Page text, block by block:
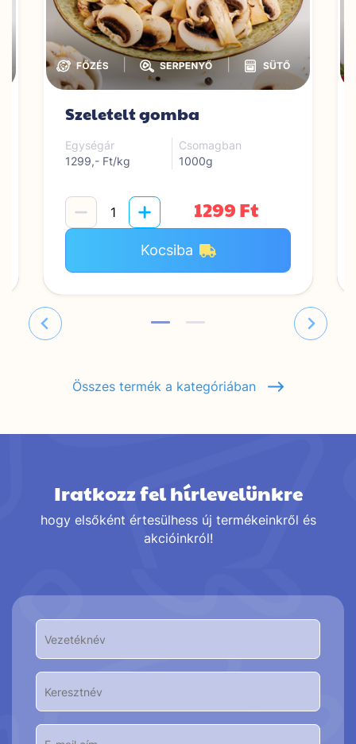
Szeletelt gomba
Egységár
1299,- Ft/kg
Csomagban
1000g
1299 Ft
Kocsiba
Összes termék a kategóriában
Iratkozz fel hírlevelünkre
hogy elsőként értesülhess új termékeinkről és
akcióinkról!